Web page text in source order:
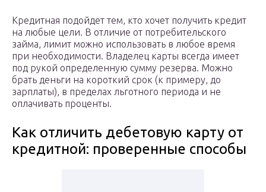
Кредитная подойдет тем, кто хочет получить кредит
на любые цели. В отличие от потребительского
займа, лимит можно использовать в любое время
при необходимости. Владелец карты всегда имеет
под рукой определенную сумму резерва. Можно
брать деньги на короткий срок (к примеру, до
зарплаты), в пределах льготного периода и не
оплачивать проценты.
Как отличить дебетовую карту от
кредитной: проверенные способы